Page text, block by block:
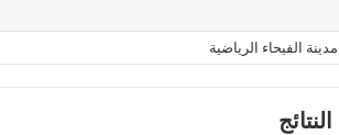
مدينة الفيحاء الرياضية
النتائج